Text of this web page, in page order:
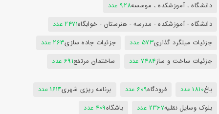
دانشگاه ، آموزشکده ، موسسه928 عدد
دانشگاه - آموزشکده - مدرسه - هنرستان - خوابگاه2471 عدد
جزئیات میلگرد گذاری573 عدد جزئیات جاده سازی263 عدد
جزئیات ساخت و ساز7484 عدد ساختمان مرتفع691 عدد
باغ1810 عدد فرودگاه609 عدد برنامه ریزی شهری1614 عدد
بلوک وسایل نقلیه2367 عدد باشگاه409 عدد